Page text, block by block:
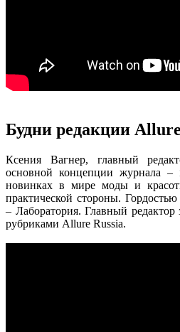
Будни редакции Allure
Ксения Вагнер, главный
основной концепции журнала –
новинках в мире моды и
практической стороны.
– Лаборатория. Главный
рубриками Allure Russia.